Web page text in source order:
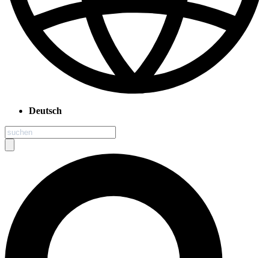
Deutsch